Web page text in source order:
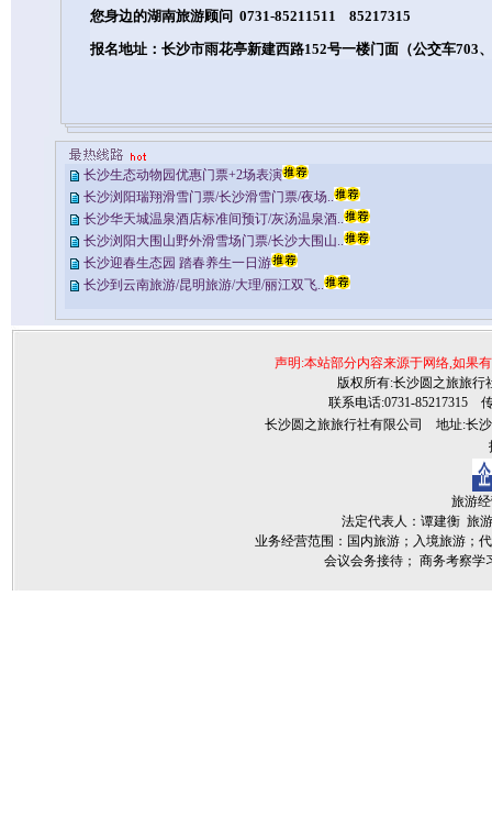
您身边的湖南旅游顾问 0731-85211511 85217315
报名地址：长沙市雨花亭新建西路152号一楼门面（公交车703
长沙生态动物园优惠门票+2场表演
长沙浏阳瑞翔滑雪门票/长沙滑雪门票/夜场..
长沙华天城温泉酒店标准间预订/灰汤温泉酒..
长沙浏阳大围山野外滑雪场门票/长沙大围山..
长沙迎春生态园 踏春养生一日游
长沙到云南旅游/昆明旅游/大理/丽江双飞..
声明:本站部分内容来源于网络,如果
版权所有:长沙圆之旅旅行
联系电话:0731-85217315
长沙圆之旅旅行社有限公司 地址:长
技
旅游
法定代表人：谭建衡 旅
业务经营范围：国内旅游；入境旅游；
会议会务接待； 商务考察学